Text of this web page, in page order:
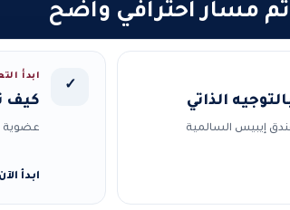
ثم مسار احترافي واضح
الذاتي
✓
ابدأ
كيف
عضوية
ابدأ